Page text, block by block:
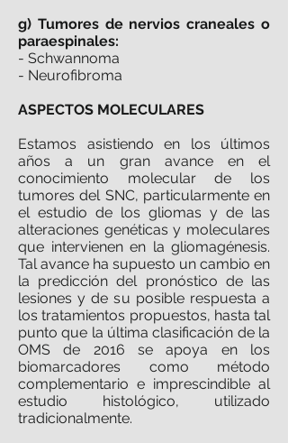
g) Tumores de nervios craneales o
paraespinales:
- Schwannoma
- Neurofibroma
ASPECTOS MOLECULARES
Estamos asistiendo en los últimos
años a un gran avance en el
conocimiento molecular de los
tumores del SNC, particularmente en
el estudio de los gliomas y de las
alteraciones genéticas y moleculares
que intervienen en la gliomagénesis.
Tal avance ha supuesto un cambio en
la predicción del pronóstico de las
lesiones y de su posible respuesta a
los tratamientos propuestos, hasta tal
punto que la última clasificación de la
OMS de 2016 se apoya en los
biomarcadores como método
complementario e imprescindible al
estudio histológico, utilizado
tradicionalmente.